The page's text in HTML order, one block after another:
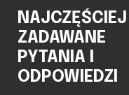
NAJCZĘŚCIEJ
ZADAWANE
PYTANIA I
ODPOWIEDZI